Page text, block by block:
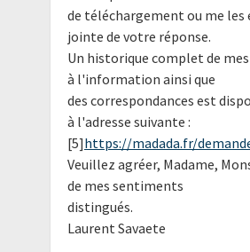
de téléchargement ou me les
jointe de votre réponse.
Un historique complet de
à l'information ainsi que
des correspondances est
à l'adresse suivante :
[5]https://madada.fr/
Veuillez agréer, Madame,
de mes sentiments
distingués.
Laurent Savaete